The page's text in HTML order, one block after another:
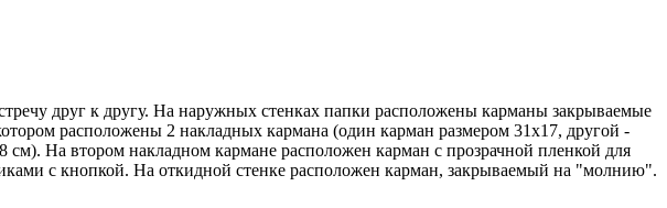
друг к другу. На наружных стенках папки расположены карманы закрываемые
расположены 2 накладных кармана (один карман размером 31х17, другой -
На втором накладном кармане расположен карман с прозрачной пленкой для
с кнопкой. На откидной стенке расположен карман, закрываемый на "молнию".